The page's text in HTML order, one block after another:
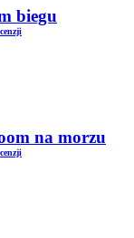
biegu
na morzu